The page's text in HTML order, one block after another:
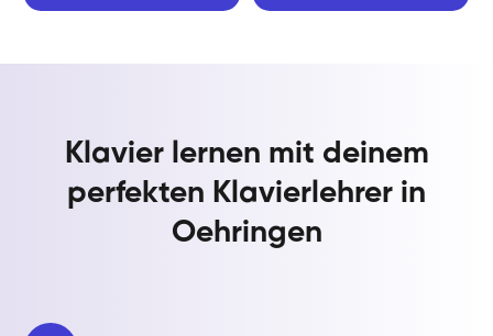
Klavier lernen mit deinem
perfekten Klavierlehrer in
Oehringen